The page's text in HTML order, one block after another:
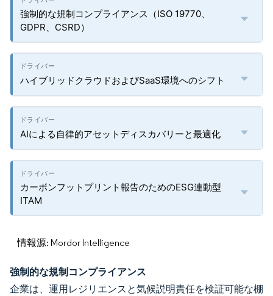
強制的な規制コンプライアンス（ISO 19770、
GDPR、CSRD）
ハイブリッドクラウドおよびSaaS環境へのシフト
AIによる自律的アセットディスカバリーと最適化
カーボンフットプリント報告のためのESG連動型
ITAM
情報源: Mordor Intelligence
強制的な規制コンプライアンス
企業は、運用レジリエンスと気候説明責任を検証可能な棚